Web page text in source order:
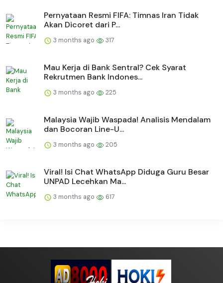
Pernyataan Resmi FIFA: Timnas Iran Tidak
Akan Dicoret dari P...
3 months ago 317
Mau Kerja di Bank Sentral? Cek Syarat
Rekrutmen Bank Indones...
3 months ago 225
Malaysia Wajib Waspada! Analisis Mendalam
dan Bocoran Line-U...
3 months ago 205
Viral! Isi Chat WhatsApp Diduga Guru Besar
UNPAD Lecehkan Ma...
3 months ago 617